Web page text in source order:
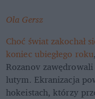
Ola Gersz
Choć świat zakochał
koniec ubiegłego roku
Rozanov
lutym. Ekranizacja
hokeistach, którzy